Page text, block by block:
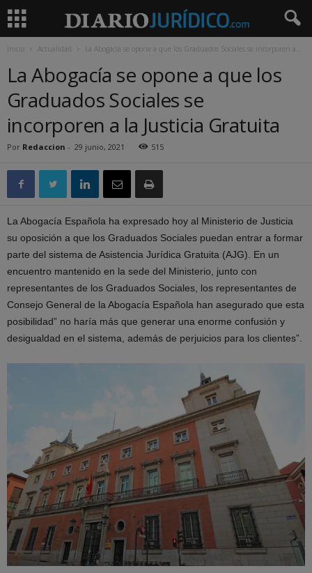
Inicio Actualidad La Abogacía se opone a que los Graduados Sociales se incorporen a...
La Abogacía se opone a que los
Graduados Sociales se
incorporen a la Justicia Gratuita
Por Redaccion - 29 junio, 2021 515
La Abogacía Española ha expresado hoy al Ministerio de Justicia
su oposición a que los Graduados Sociales puedan entrar a formar
parte del sistema de Asistencia Jurídica Gratuita (AJG). En un
encuentro mantenido en la sede del Ministerio, junto con
representantes de los Graduados Sociales, los representantes de
Consejo General de la Abogacía Española han asegurado que esta
posibilidad” no haría más que generar una enorme confusión y
desigualdad en el sistema, además de perjuicios para los clientes”.